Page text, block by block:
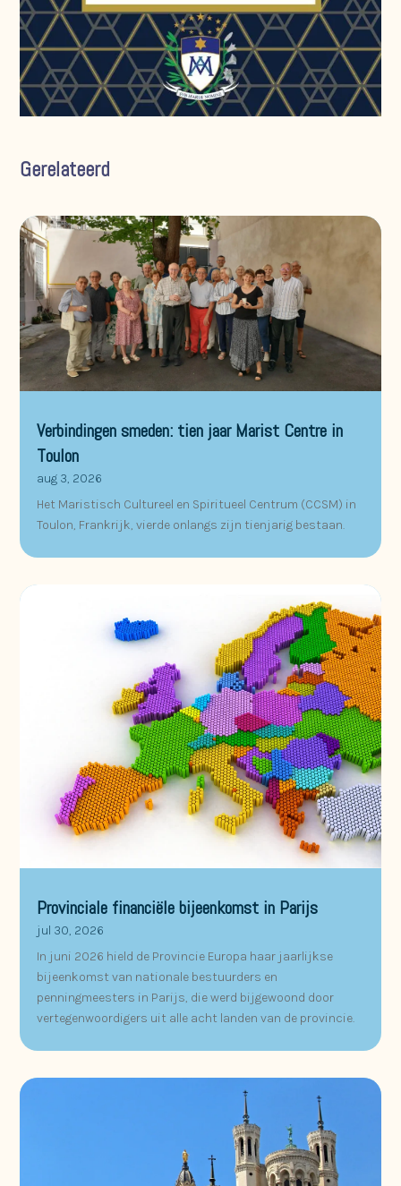
Gerelateerd
Verbindingen smeden: tien jaar Marist Centre in
Toulon
aug 3, 2026
Het Maristisch Cultureel en Spiritueel Centrum (CCSM) in
Toulon, Frankrijk, vierde onlangs zijn tienjarig bestaan.
Provinciale financiële bijeenkomst in Parijs
jul 30, 2026
In juni 2026 hield de Provincie Europa haar jaarlijkse
bijeenkomst van nationale bestuurders en
penningmeesters in Parijs, die werd bijgewoond door
vertegenwoordigers uit alle acht landen van de provincie.